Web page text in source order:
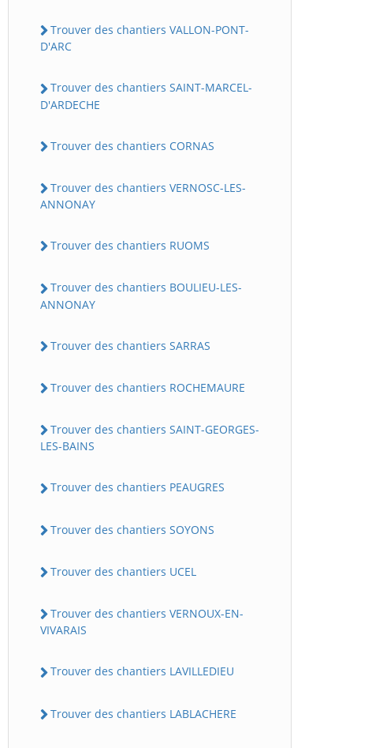
Trouver des chantiers VALLON-PONT-
D'ARC
Trouver des chantiers SAINT-MARCEL-
D'ARDECHE
Trouver des chantiers CORNAS
Trouver des chantiers VERNOSC-LES-
ANNONAY
Trouver des chantiers RUOMS
Trouver des chantiers BOULIEU-LES-
ANNONAY
Trouver des chantiers SARRAS
Trouver des chantiers ROCHEMAURE
Trouver des chantiers SAINT-GEORGES-
LES-BAINS
Trouver des chantiers PEAUGRES
Trouver des chantiers SOYONS
Trouver des chantiers UCEL
Trouver des chantiers VERNOUX-EN-
VIVARAIS
Trouver des chantiers LAVILLEDIEU
Trouver des chantiers LABLACHERE